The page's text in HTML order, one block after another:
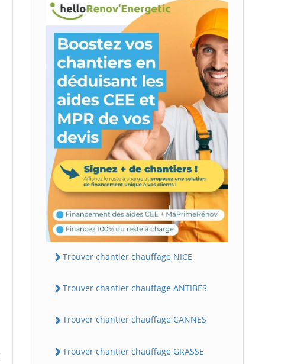
Trouver chantier chauffage NICE
Trouver chantier chauffage ANTIBES
Trouver chantier chauffage CANNES
Trouver chantier chauffage GRASSE